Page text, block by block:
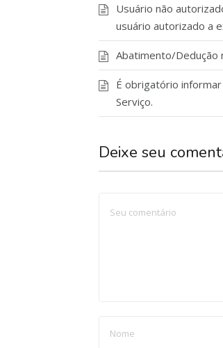
Usuário não
usuário autorizado a
Abatimento/Dedução
É obrigatório informar
Serviço.
Deixe seu